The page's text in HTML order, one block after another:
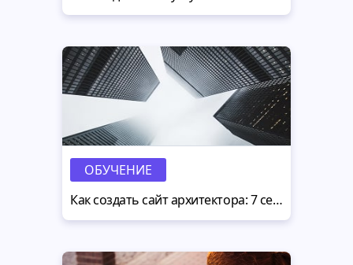
ОБУЧЕНИЕ
Как создать сайт архитектора: 7 секретов инженерии